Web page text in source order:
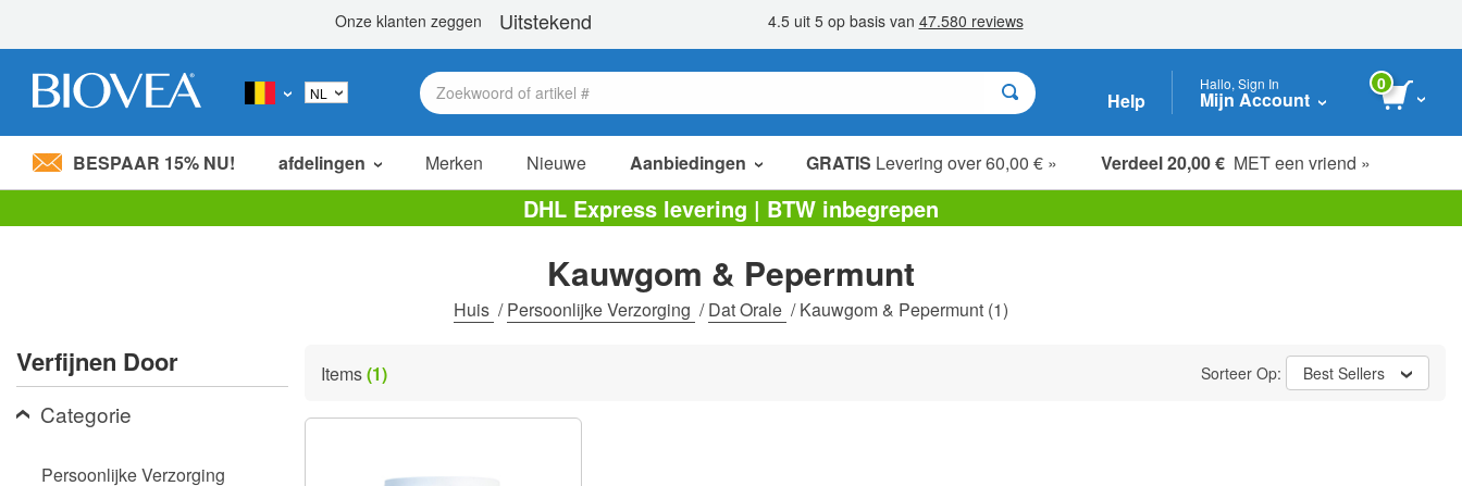
Let
Druk
op
Control-
F11
Help
Hallo, Sign In
Mijn Account
0
BESPAAR 15% NU! afdelingen Merken Nieuwe Aanbiedingen GRATIS Levering over 60,00 € » Verdeel 20,00 € MET een vriend »
verkoop items
value packs
opruiming
DHL Express levering | BTW inbegrepen
Kauwgom & Pepermunt
Huis /Persoonlijke Verzorging /Dat Orale /Kauwgom & Pepermunt (1)
Verfijnen Door
Categorie
Persoonlijke Verzorging
Items(1) Sorteer Op: Best Sellers